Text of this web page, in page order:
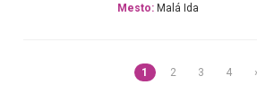
Mesto: Malá Ida
1 2 3 4